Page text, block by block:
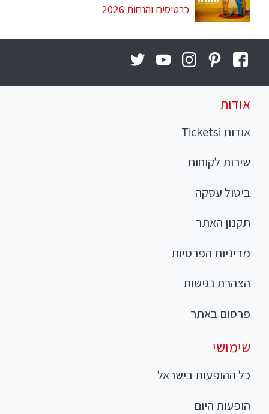
כרטיסים והנחות 2026
אודות
אודות Ticketsi
שירות לקוחות
ביטול עסקה
תקנון האתר
מדיניות הפרטיות
הצהרת נגישות
פרסום באתר
שימושי
כל ההופעות בישראל
הופעות היום